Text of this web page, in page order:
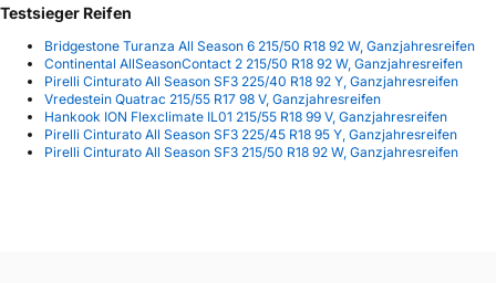
Testsieger Reifen
Bridgestone Turanza All Season 6 215/50 R18 92 W, Ganzjahresreifen
Continental AllSeasonContact 2 215/50 R18 92 W, Ganzjahresreifen
Pirelli Cinturato All Season SF3 225/40 R18 92 Y, Ganzjahresreifen
Vredestein Quatrac 215/55 R17 98 V, Ganzjahresreifen
Hankook ION Flexclimate IL01 215/55 R18 99 V, Ganzjahresreifen
Pirelli Cinturato All Season SF3 225/45 R18 95 Y, Ganzjahresreifen
Pirelli Cinturato All Season SF3 215/50 R18 92 W, Ganzjahresreifen